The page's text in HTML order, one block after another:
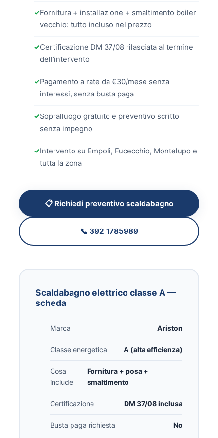
✓Fornitura + installazione + smaltimento boiler
vecchio: tutto incluso nel prezzo
✓Certificazione DM 37/08 rilasciata al termine
dell’intervento
✓Pagamento a rate da €30/mese senza
interessi, senza busta paga
✓Sopralluogo gratuito e preventivo scritto
senza impegno
✓Intervento su Empoli, Fucecchio, Montelupo e
tutta la zona
📋 Richiedi preventivo scaldabagno
📞 392 1785989
Scaldabagno elettrico classe A —
scheda
Marca Ariston
Classe energetica A (alta efficienza)
Cosa
include
Fornitura + posa +
smaltimento
Certificazione DM 37/08 inclusa
Busta paga richiesta No